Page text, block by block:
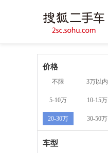
价格
不限 3万以内
5-10万 10-15万
20-30万 30-50万
车型